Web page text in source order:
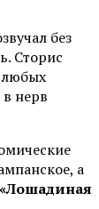
без
Сторис
любых
нерв
а
«Лошадиная